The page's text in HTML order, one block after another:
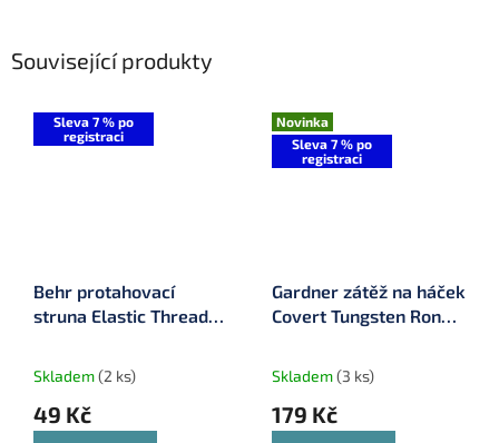
Související produkty
Sleva 7 % po
registraci
Behr protahovací
struna Elastic Threader
Skladem(2 ks)
49 Kč
Novinka
Sleva 7 % po
registraci
Gardner zátěž na háček
Covert Tungsten Ronnie
x 4,1 mm (TQCB)
Skladem(3 ks)
179 Kč